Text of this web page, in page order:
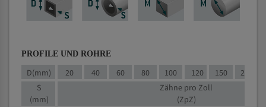
PROFILE UND ROHRE
D(mm) 20 40 60 80 100 120 150 200
S
(mm)
Zähne pro Zoll
(ZpZ)